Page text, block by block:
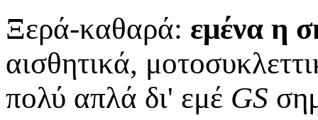
Ξερά-καθαρά: εμένα η
αισθητικά,
πολύ απλά δι' εμέ GS